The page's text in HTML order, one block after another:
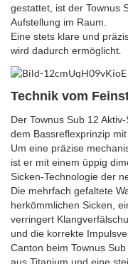
gestattet, ist der Townus
Aufstellung im Raum.
Eine stets klare und
wird dadurch ermöglicht.
Technik vom
Der Townus Sub 12
dem Bassreflexprinzip
Um eine präzise
ist er mit einem üppig
Sicken-Technologie der
Die mehrfach gefaltete
herkömmlichen Sicken,
verringert
und die korrekte
Canton beim Townus
aus Titanium und eine